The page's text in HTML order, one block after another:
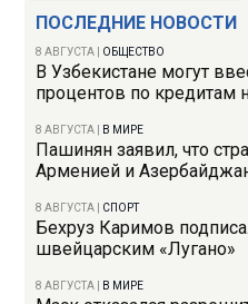
ПОСЛЕДНИЕ НОВОСТИ
8 АВГУСТА ОБЩЕСТВО
В Узбекистане могут
процентов по кредитам
8 АВГУСТА В МИРЕ
Пашинян заявил, что
Арменией и
8 АВГУСТА СПОРТ
Бехруз Каримов
швейцарским «Лугано»
8 АВГУСТА В МИРЕ